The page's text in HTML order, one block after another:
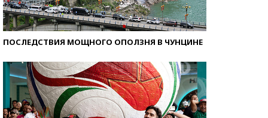
ПОСЛЕДСТВИЯ МОЩНОГО ОПОЛЗНЯ В ЧУНЦИНЕ